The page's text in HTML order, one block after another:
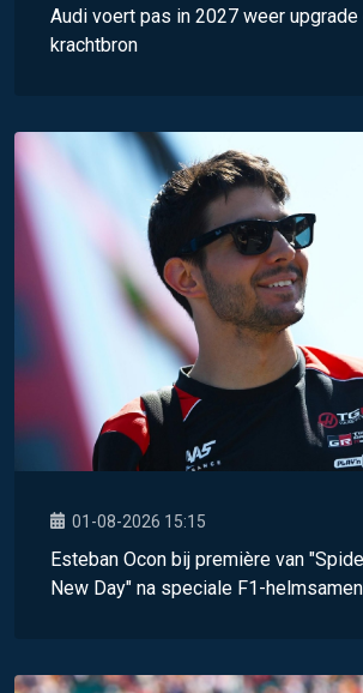
Audi voert pas in 2027 weer upgrade
krachtbron
01-08-2026 15:15
Esteban Ocon bij première van
New Day" na speciale F1-